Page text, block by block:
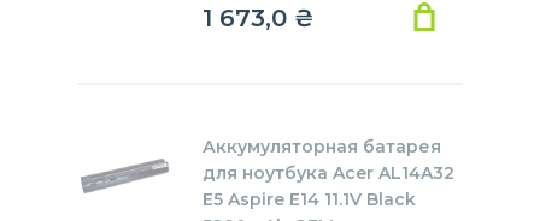
1 673,0 ₴
Аккумуляторная батарея
для ноутбука Acer AL14A32
E5 Aspire E14 11.1V Black